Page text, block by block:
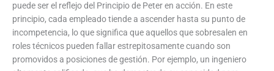
puede ser el reflejo del Principio de Peter en acción. En este
principio, cada empleado tiende a ascender hasta su punto de
incompetencia, lo que significa que aquellos que sobresalen en
roles técnicos pueden fallar estrepitosamente cuando son
promovidos a posiciones de gestión. Por ejemplo, un ingeniero